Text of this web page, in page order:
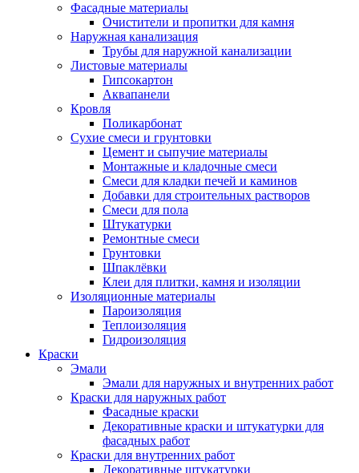
Фасадные материалы
Очистители и пропитки для камня
Наружная канализация
Трубы для наружной канализации
Листовые материалы
Гипсокартон
Аквапанели
Кровля
Поликарбонат
Сухие смеси и грунтовки
Цемент и сыпучие материалы
Монтажные и кладочные смеси
Смеси для кладки печей и каминов
Добавки для строительных растворов
Смеси для пола
Штукатурки
Ремонтные смеси
Грунтовки
Шпаклёвки
Клеи для плитки, камня и изоляции
Изоляционные материалы
Пароизоляция
Теплоизоляция
Гидроизоляция
Краски
Эмали
Эмали для наружных и внутренних работ
Краски для наружных работ
Фасадные краски
Декоративные краски и штукатурки для
фасадных работ
Краски для внутренних работ
Декоративные штукатурки